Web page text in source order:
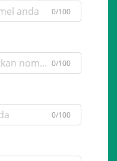
0/100
0/100
0/100